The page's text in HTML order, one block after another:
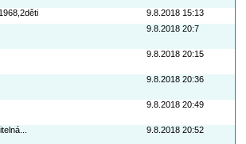
9.8.2018 15:13
9.8.2018 20:7
9.8.2018 20:15
9.8.2018 20:36
9.8.2018 20:49
9.8.2018 20:52